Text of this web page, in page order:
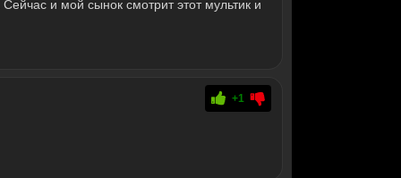
и мой сынок смотрит этот мультик и
+1